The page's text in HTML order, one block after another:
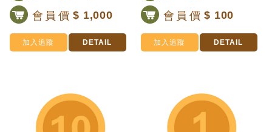
會員價 $ 1,000
加入追蹤 DETAIL
會員價 $ 100
加入追蹤 DETAIL